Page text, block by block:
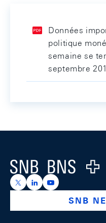
Données
politique
semaine se
septembre
Logo
https://x.com/snb_bns
https://https://
SNB